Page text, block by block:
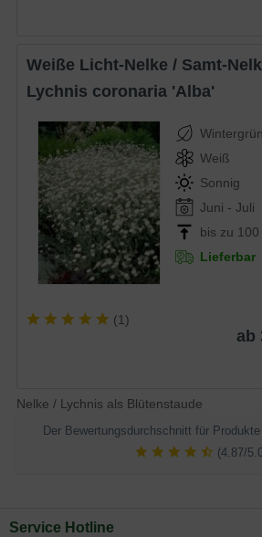
Weiße Licht-Nelke / Samt-
Lychnis coronaria 'Alba'
Wintergrün
Weiß
Sonnig
Juni - Juli
bis zu 100
Lieferbar
(1)
ab
Nelke / Lychnis als Blütenstaude
Der Bewertungsdurchschnitt für
(4.87/
Service Hotline